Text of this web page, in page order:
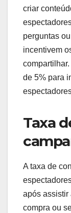
criar
perguntas
incentivem
de 5% para
Taxa
A taxa de
após assistir
compra ou